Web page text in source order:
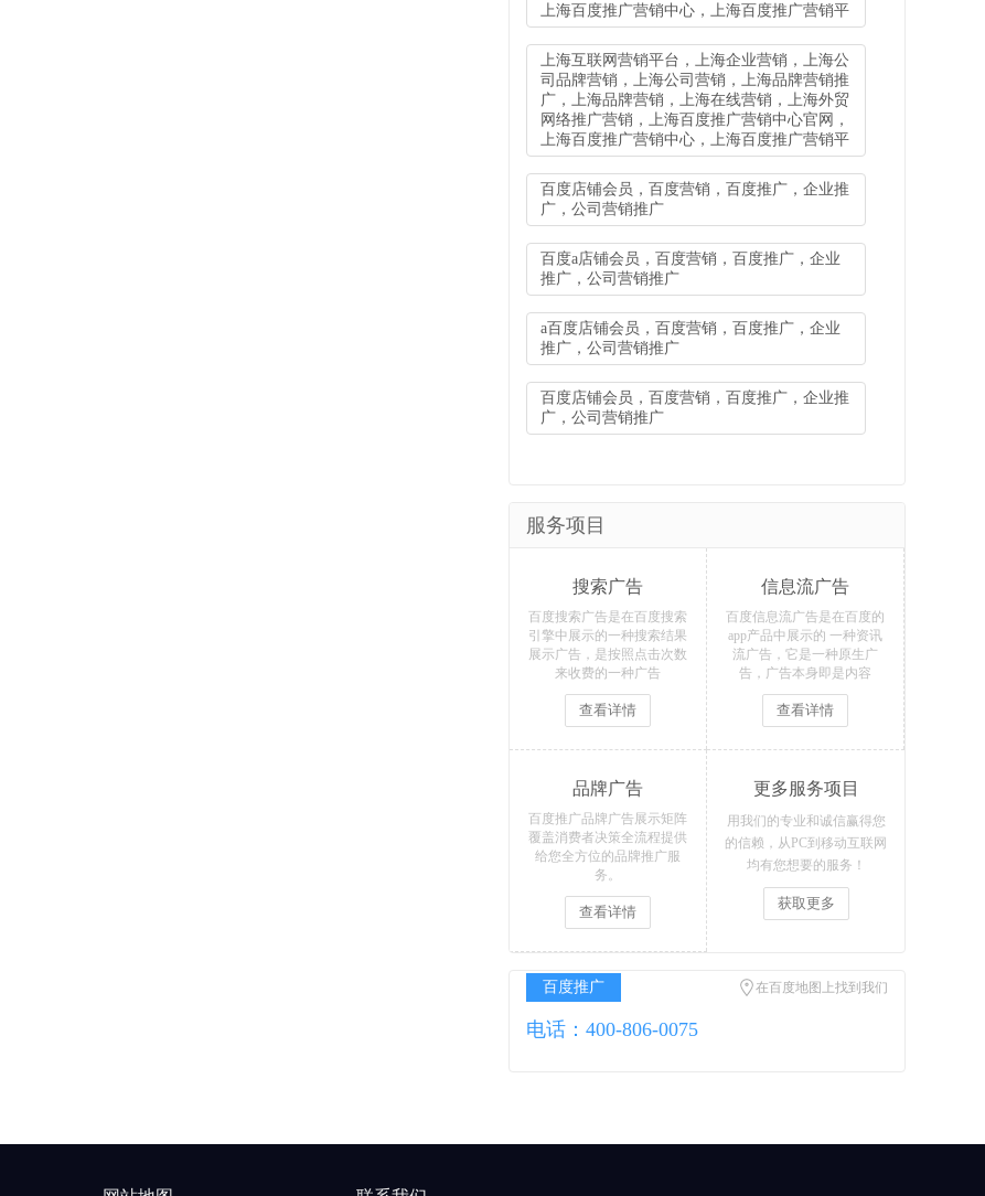
上海百度推广营销中心，上海百度推广营销平
上海互联网营销平台，上海企业营销，上海公
司品牌营销，上海公司营销，上海品牌营销推
广，上海品牌营销，上海在线营销，上海外贸
网络推广营销，上海百度推广营销中心官网，
上海百度推广营销中心，上海百度推广营销平
百度店铺会员，百度营销，百度推广，企业推
广，公司营销推广
百度a店铺会员，百度营销，百度推广，企业
推广，公司营销推广
a百度店铺会员，百度营销，百度推广，企业
推广，公司营销推广
百度店铺会员，百度营销，百度推广，企业推
广，公司营销推广
服务项目
搜索广告
百度搜索广告是在百度搜索
引擎中展示的一种搜索结果
展示广告，是按照点击次数
来收费的一种广告
查看详情
信息流广告
百度信息流广告是在百度的
app产品中展示的 一种资讯
流广告，它是一种原生广
告，广告本身即是内容
查看详情
品牌广告
百度推广品牌广告展示矩阵
覆盖消费者决策全流程提供
给您全方位的品牌推广服
务。
查看详情
更多服务项目
用我们的专业和诚信赢得您
的信赖，从PC到移动互联网
均有您想要的服务！
获取更多
百度推广 在百度地图上找到我们
电话：400-806-0075